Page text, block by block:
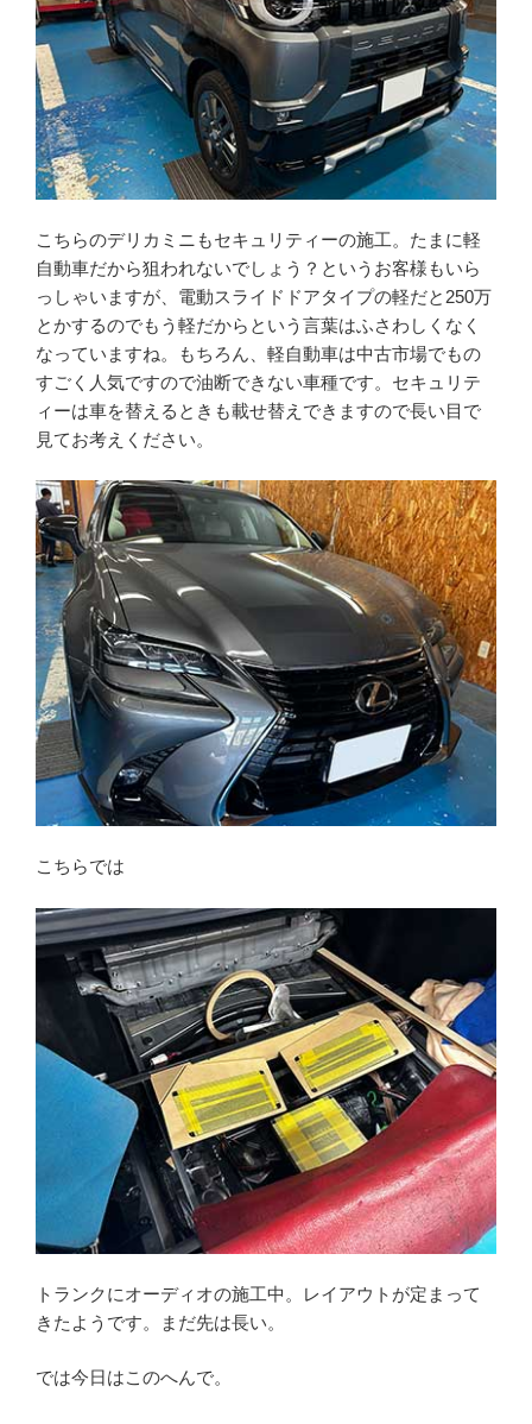
こちらのデリカミニもセキュリティーの施工。たまに軽
自動車だから狙われないでしょう？というお客様もいら
っしゃいますが、電動スライドドアタイプの軽だと250万
とかするのでもう軽だからという言葉はふさわしくなく
なっていますね。もちろん、軽自動車は中古市場でもの
すごく人気ですので油断できない車種です。セキュリテ
ィーは車を替えるときも載せ替えできますので長い目で
見てお考えください。
こちらでは
トランクにオーディオの施工中。レイアウトが定まって
きたようです。まだ先は長い。
では今日はこのへんで。